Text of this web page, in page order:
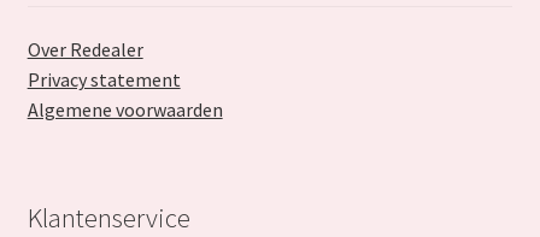
Over Redealer
Privacy statement
Algemene voorwaarden
Klantenservice